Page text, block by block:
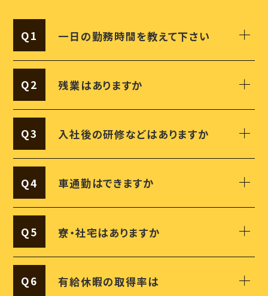
Q1 一日の勤務時間を教えて下さい
Q2 残業はありますか
Q3 入社後の研修などはありますか
Q4 車通勤はできますか
Q5 寮・社宅はありますか
Q6 有給休暇の取得率は